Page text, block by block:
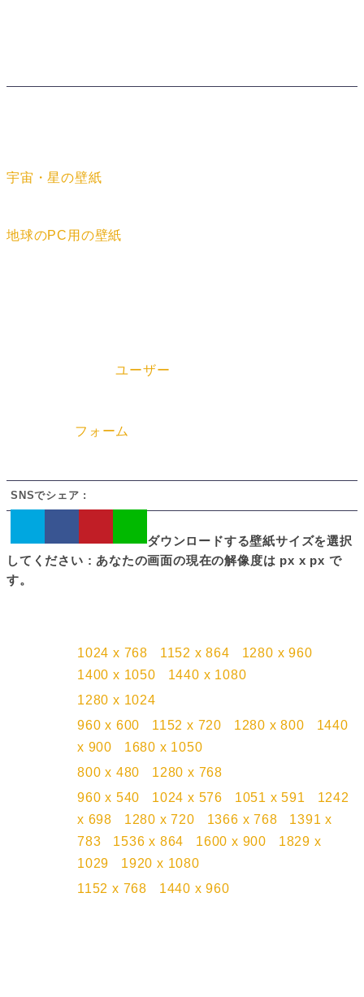
宇宙・星の壁紙
地球のPC用の壁紙
アート」の壁紙はユーザー
フォーム
SNSでシェア :
ダウンロードする壁紙サイズを選択
してください : あなたの画面の現在の解像度は px x px で
す。
1024 x 768 1152 x 864
1280 x 960
1400 x 1050
1440 x 1080
1280 x 1024
960 x 600 1152 x 720 1280 x 800
1440
x 900
1680 x 1050
800 x 480 1280 x 768
960 x 540 1024 x 576 1051 x 591
1242
x 698
1280 x 720 1366 x 768
1391 x
783
1536 x 864 1600 x 900
1829 x
1029
1920 x 1080
1152 x 768 1440 x 960